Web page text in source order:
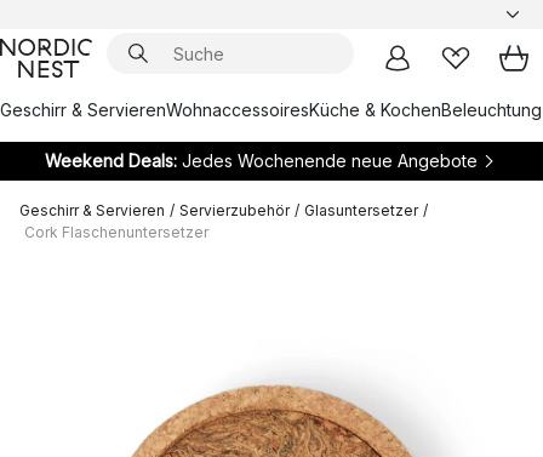
Geschirr & ServierenWohnaccessoiresKüche & KochenBeleuchtung
Weekend Deals:Jedes Wochenende neue Angebote
Geschirr & Servieren / Servierzubehör / Glasuntersetzer /
Cork Flaschenuntersetzer